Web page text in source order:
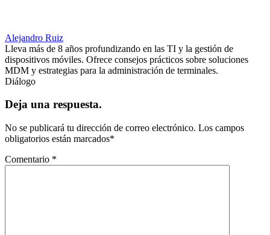
Alejandro Ruiz
Lleva más de 8 años profundizando en las TI y la gestión de
dispositivos móviles. Ofrece consejos prácticos sobre soluciones
MDM y estrategias para la administración de terminales.
Diálogo
Deja una respuesta.
No se publicará tu dirección de correo electrónico. Los campos
obligatorios están marcados*
Comentario *